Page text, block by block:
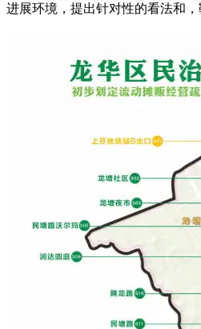
进展环境，提出针对性的看法和，